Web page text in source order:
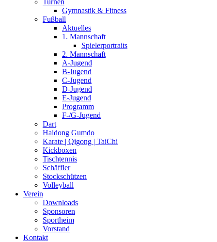
Turnen
Gymnastik & Fitness
Fußball
Aktuelles
1. Mannschaft
Spielerportraits
2. Mannschaft
A-Jugend
B-Jugend
C-Jugend
D-Jugend
E-Jugend
Programm
F-/G-Jugend
Dart
Haidong Gumdo
Karate | Qigong | TaiChi
Kickboxen
Tischtennis
Schäffler
Stockschützen
Volleyball
Verein
Downloads
Sponsoren
Sportheim
Vorstand
Kontakt